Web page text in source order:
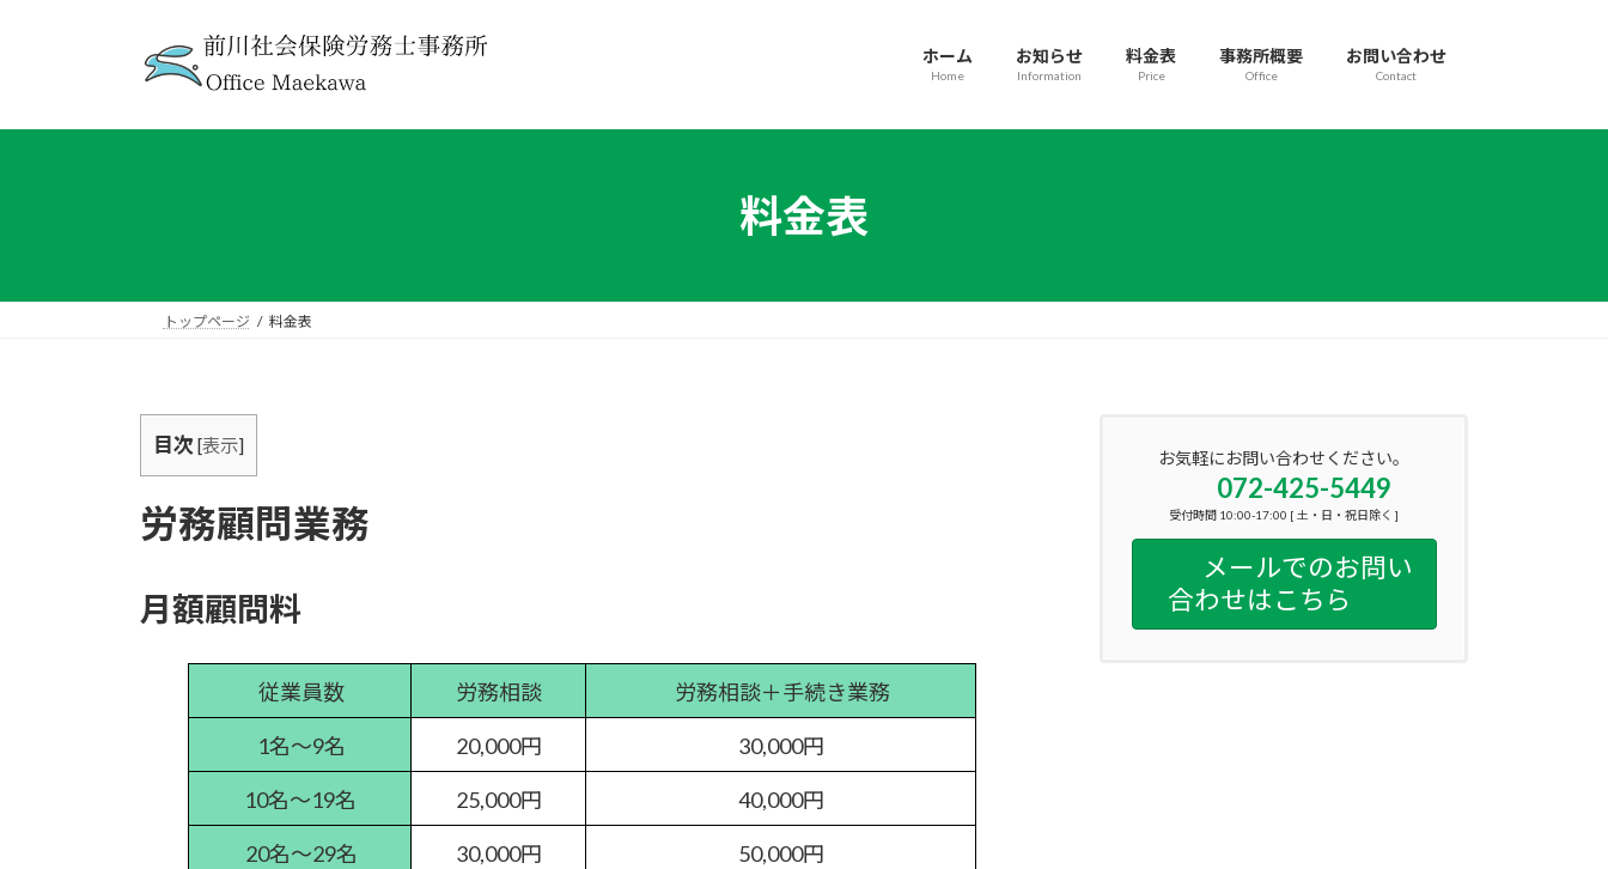
プ
動
ホーム
Home
お知らせ
Information
料金表
Price
事務所概要
Office
お問い合わせ
Contact
料金表
トップページ 料金表
目次 [表示]
労務顧問業務
月額顧問料
従業員数 労務相談 労務相談＋手続き業務
1名～9名 20,000円 30,000円
10名～19名 25,000円 40,000円
20名～29名 30,000円 50,000円
お気軽にお問い合わせください。
072-425-5449
受付時間 10:00-17:00 [ 土・日・祝日除く ]
メールでのお問い
合わせはこちら